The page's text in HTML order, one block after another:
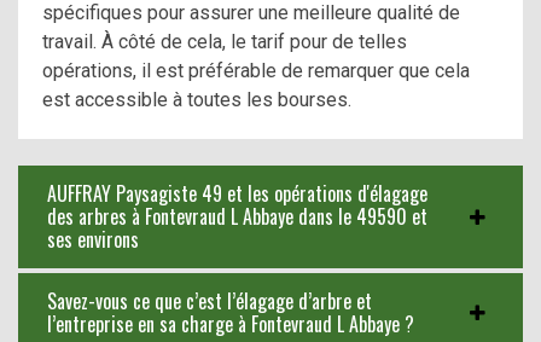
spécifiques pour assurer une meilleure qualité de
travail. À côté de cela, le tarif pour de telles
opérations, il est préférable de remarquer que cela
est accessible à toutes les bourses.
AUFFRAY Paysagiste 49 et les opérations d'élagage
des arbres à Fontevraud L Abbaye dans le 49590 et
ses environs
Savez-vous ce que c’est l’élagage d’arbre et
l’entreprise en sa charge à Fontevraud L Abbaye ?